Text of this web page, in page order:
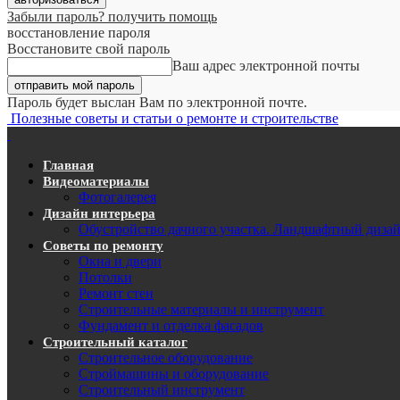
Забыли пароль? получить помощь
восстановление пароля
Восстановите свой пароль
Ваш адрес электронной почты
Пароль будет выслан Вам по электронной почте.
Полезные советы и статьи о ремонте и строительстве
Главная
Видеоматериалы
Фотогалерея
Дизайн интерьера
Обустройство дачного участка. Ландшафтный
Советы по ремонту
Окна и двери
Потолки
Ремонт стен
Строительные материалы и инструмент
Фундамент и отделка фасадов
Строительный каталог
Строительное оборудование
Строймашины и оборудование
Строительный инструмент